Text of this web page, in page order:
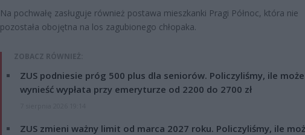
Na pochwałę zasługuje również postawa mieszkanki Pragi Północ, która nie
pozostała obojętna na los zagubionego chłopaka.
ZOBACZ RÓWNIEŻ:
ZUS podniesie próg 500 plus dla seniorów. Policzyliśmy, ile może
wynieść wypłata przy emeryturze od 2200 do 2700 zł
ZUS zmieni ważny limit od marca 2027 roku. Policzyliśmy, ile